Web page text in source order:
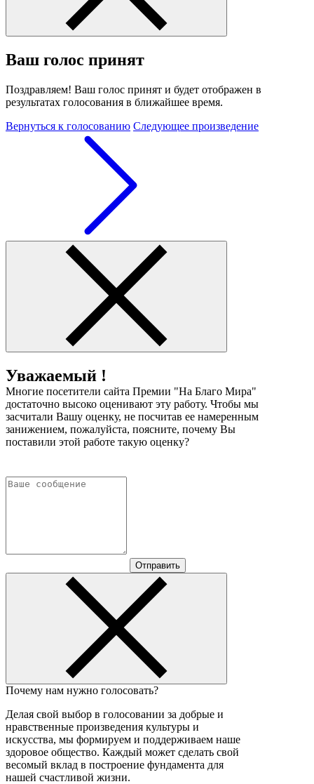
Ваш голос принят
Поздравляем! Ваш голос принят и будет отображен в
результатах голосования в ближайшее время.
Вернуться к голосованию Следующее произведение
Уважаемый !
Многие посетители сайта Премии "На Благо Мира"
достаточно высоко оценивают эту работу. Чтобы мы
засчитали Вашу оценку, не посчитав ее намеренным
занижением, пожалуйста, поясните, почему Вы
поставили этой работе такую оценку?
Отправить
Почему нам нужно голосовать?
Делая свой выбор в голосовании за добрые и
нравственные произведения культуры и
искусства, мы формируем и поддерживаем наше
здоровое общество. Каждый может сделать свой
весомый вклад в построение фундамента для
нашей счастливой жизни.